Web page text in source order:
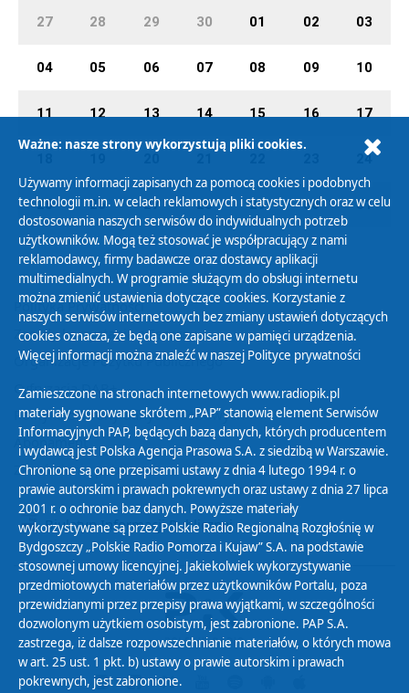
27 28 29 30 01 02 03
04 05 06 07 08 09 10
11 12 13 14 15 16 17
24
25 26 27 28 29 30 31
Polityka Prywatności
Zasady korzystania z Serwisu
Organizacje Pożytku Publicznego
Cyfryzacja DAB+
Polityka ochrony danych osobowych
Abonament
Zamówienia publiczne
Biuletyn Informacji Publicznej
Ważne: nasze strony wykorzystują pliki cookies.
Używamy informacji zapisanych za pomocą cookies i podobnych
technologii m.in. w celach reklamowych i statystycznych oraz w celu
dostosowania naszych serwisów do indywidualnych potrzeb
użytkowników. Mogą też stosować je współpracujący z nami
reklamodawcy, firmy badawcze oraz dostawcy aplikacji
multimedialnych. W programie służącym do obsługi internetu
można zmienić ustawienia dotyczące cookies. Korzystanie z
naszych serwisów internetowych bez zmiany ustawień dotyczących
cookies oznacza, że będą one zapisane w pamięci urządzenia.
Więcej informacji można znaleźć w naszej Polityce prywatności
Zamieszczone na stronach internetowych www.radiopik.pl
materiały sygnowane skrótem „PAP” stanowią element Serwisów
Informacyjnych PAP, będących bazą danych, których producentem
i wydawcą jest Polska Agencja Prasowa S.A. z siedzibą w Warszawie.
Chronione są one przepisami ustawy z dnia 4 lutego 1994 r. o
prawie autorskim i prawach pokrewnych oraz ustawy z dnia 27 lipca
2001 r. o ochronie baz danych. Powyższe materiały
wykorzystywane są przez Polskie Radio Regionalną Rozgłośnię w
Bydgoszczy „Polskie Radio Pomorza i Kujaw” S.A. na podstawie
stosownej umowy licencyjnej. Jakiekolwiek wykorzystywanie
przedmiotowych materiałów przez użytkowników Portalu, poza
przewidzianymi przez przepisy prawa wyjątkami, w szczególności
dozwolonym użytkiem osobistym, jest zabronione. PAP S.A.
zastrzega, iż dalsze rozpowszechnianie materiałów, o których mowa
w art. 25 ust. 1 pkt. b) ustawy o prawie autorskim i prawach
pokrewnych, jest zabronione.